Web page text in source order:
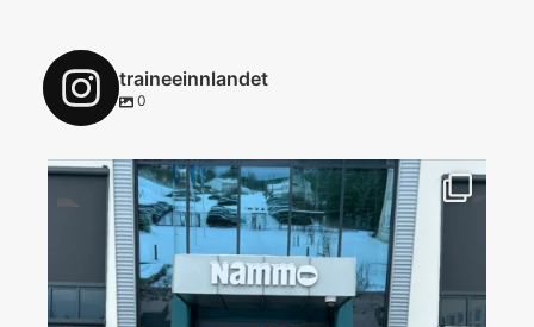
traineeinnlandet
0
📷 Her får du et lite innblikk i hva traineene har...